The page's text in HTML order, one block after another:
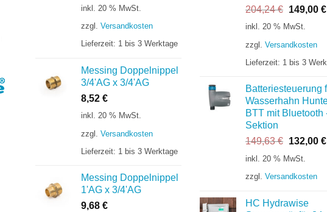
inkl. 20 % MwSt.
zzgl. Versandkosten
Lieferzeit: 1 bis 3 Werktage
Messing Doppelnippel
3/4'AG x 3/4'AG
8,52 €
inkl. 20 % MwSt.
zzgl. Versandkosten
Lieferzeit: 1 bis 3 Werktage
Messing Doppelnippel
1'AG x 3/4'AG
9,68 €
204,24€
Preis
204,24 €
149,00 €
inkl. 20 % MwSt.
zzgl. Versandkosten
Lieferzeit: 1 bis 3
Batteriesteuerung
Wasserhahn
BTT mit Bluetooth
Sektion
149,63€
Preis
149,63 €
132,00 €
inkl. 20 % MwSt.
zzgl. Versandkosten
HC Hydrawise